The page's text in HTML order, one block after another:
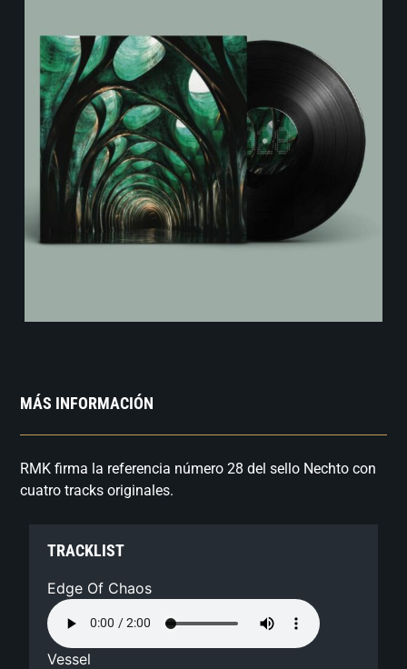
MÁS INFORMACIÓN
RMK firma la referencia número 28 del sello Nechto con
cuatro tracks originales.
TRACKLIST
Edge Of Chaos
Vessel